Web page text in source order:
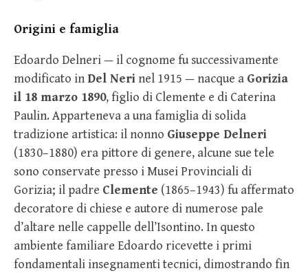
Origini e famiglia
Edoardo Delneri — il cognome fu successivamente
modificato inDel Neri nel 1915 — nacque a Gorizia
il 18 marzo 1890, figlio di Clemente e di Caterina
Paulin. Apparteneva a una famiglia di solida
tradizione artistica: il nonno Giuseppe Delneri
(1830–1880) era pittore di genere, alcune sue tele
sono conservate presso i Musei Provinciali di
Gorizia; il padre Clemente (1865–1943) fu affermato
decoratore di chiese e autore di numerose pale
d’altare nelle cappelle dell’Isontino. In questo
ambiente familiare Edoardo ricevette i primi
fondamentali insegnamenti tecnici, dimostrando fin